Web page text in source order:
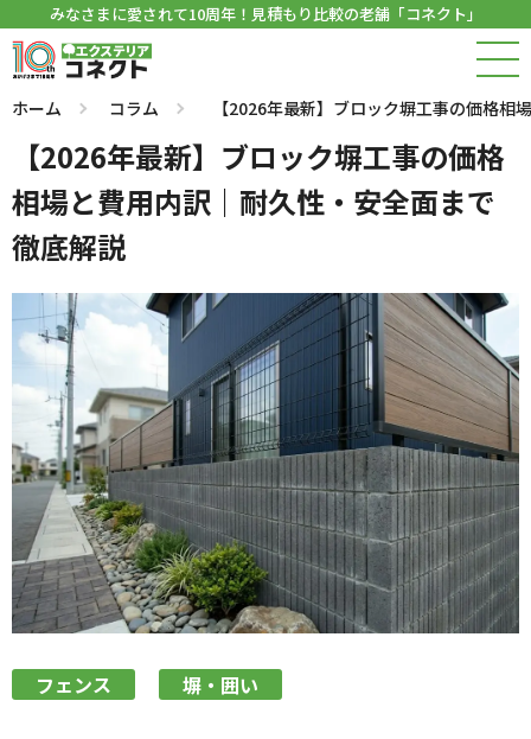
みなさまに愛されて10周年！見積もり比較の老舗「コネクト」
ホーム コラム 【2026年最新】ブロック塀工事の価格
【2026年最新】ブロック塀工事の価格
相場と費用内訳｜耐久性・安全面まで
徹底解説
フェンス 塀・囲い